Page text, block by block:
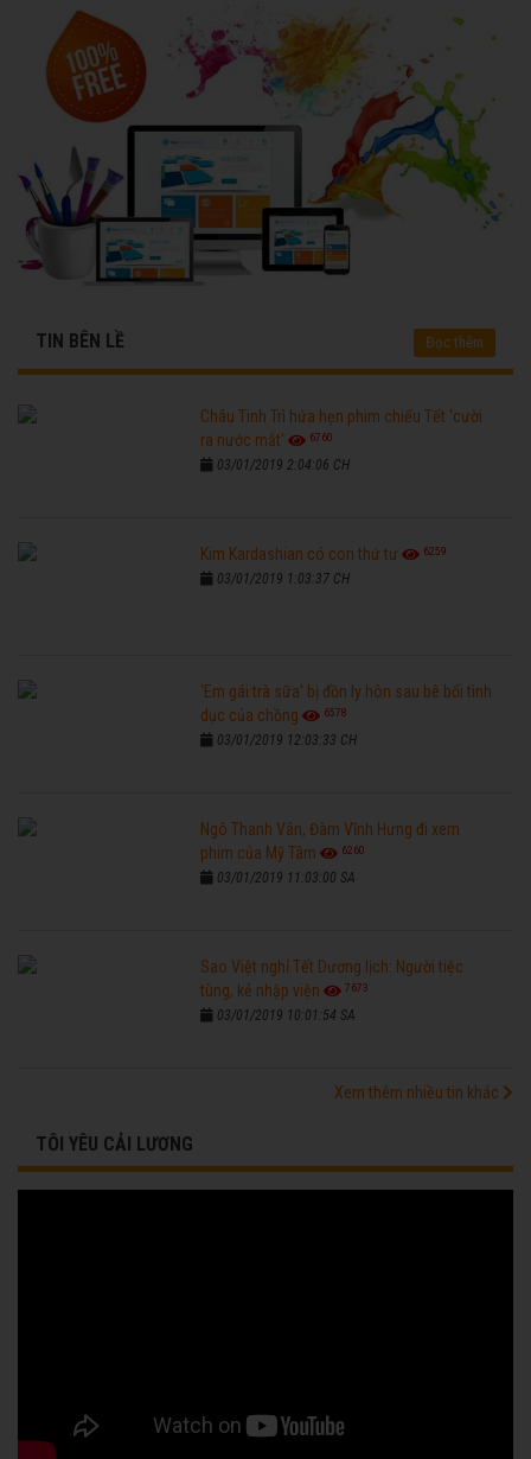
TIN BÊN LỀ Đọc thêm
Châu Tinh Trì hứa hẹn phim chiếu Tết 'cười
ra nước mắt'
6760
03/01/2019 2:04:06 CH
Kim Kardashian có con thứ tư 6259
03/01/2019 1:03:37 CH
'Em gái trà sữa' bị đồn ly hôn sau bê bối tình
dục của chồng
6578
03/01/2019 12:03:33 CH
Ngô Thanh Vân, Đàm Vĩnh Hưng đi xem
phim của Mỹ Tâm
6260
03/01/2019 11:03:00 SA
Sao Việt nghỉ Tết Dương lịch: Người tiệc
tùng, kẻ nhập viện
7673
03/01/2019 10:01:54 SA
Xem thêm nhiều tin khác
TÔI YÊU CẢI LƯƠNG